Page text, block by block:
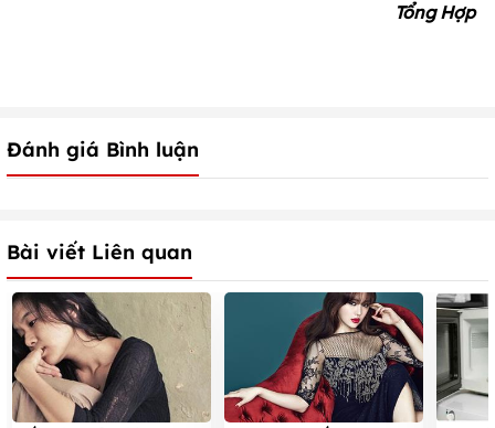
Tổng Hợp
Đánh giá Bình luận
Bài viết Liên quan